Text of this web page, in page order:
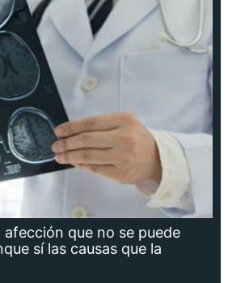
afección que no se puede
sí las causas que la